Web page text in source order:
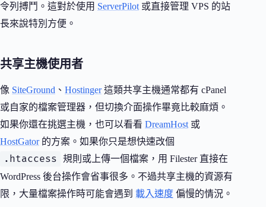
令列搏鬥。這對於使用 ServerPilot 或直接管理 VPS 的站
長來說特別方便。
共享主機使用者
像 SiteGround 、 Hostinger這類共享主機通常都有 cPanel
或自家的檔案管理器，但切換介面操作畢竟比較麻煩。
如果你還在挑選主機，也可以看看 DreamHost 或
HostGator的方案。如果你只是想快速改個
.htaccess
規則或上傳一個檔案，用 Filester 直接在
WordPress 後台操作會省事很多。不過共享主機的資源有
限，大量檔案操作時可能會遇到 載入速度 偏慢的情況。